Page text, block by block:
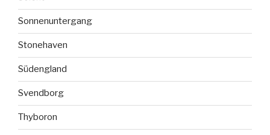
Sonnenuntergang
Stonehaven
Südengland
Svendborg
Thyboron